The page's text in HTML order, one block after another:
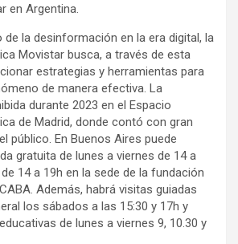
en Argentina.
la desinformación en la era digital, la
Movistar busca, a través de esta
estrategias y herramientas para
de manera efectiva. La
durante 2023 en el Espacio
de Madrid, donde contó con gran
público. En Buenos Aires puede
gratuita de lunes a viernes de 14 a
14 a 19h en la sede de la fundación
Además, habrá visitas guiadas
los sábados a las 15:30 y 17h y
de lunes a viernes 9, 10.30 y